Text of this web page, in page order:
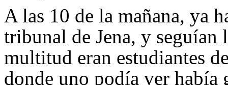
A las 10 de la mañana, ya
tribunal de Jena, y seguían
multitud eran estudiantes
donde uno podía ver había